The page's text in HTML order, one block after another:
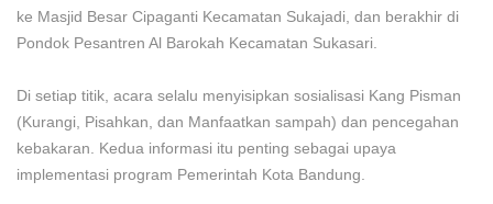
ke Masjid Besar Cipaganti Kecamatan Sukajadi, dan berakhir di
Pondok Pesantren Al Barokah Kecamatan Sukasari.
Di setiap titik, acara selalu menyisipkan sosialisasi Kang Pisman
(Kurangi, Pisahkan, dan Manfaatkan sampah) dan pencegahan
kebakaran. Kedua informasi itu penting sebagai upaya
implementasi program Pemerintah Kota Bandung.